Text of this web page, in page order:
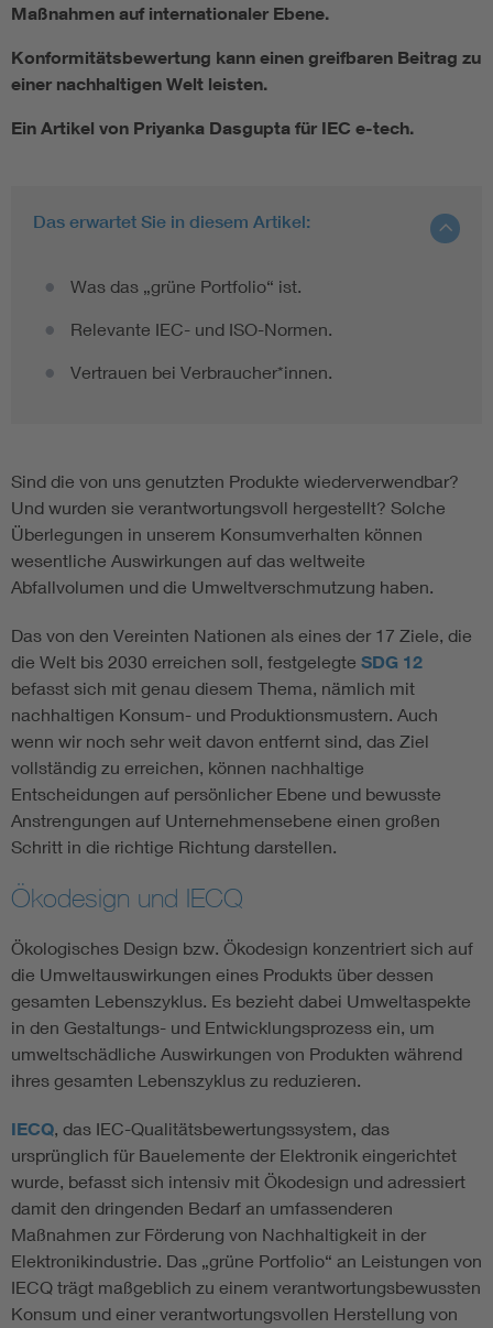
Circular Economy für mehr Ressourceneffizienz
Cybersecurity in der Industrieautomatisierung
DIN VDE 0100 für sichere Elektroinstallationen
Maßnahmen auf internationaler Ebene.
Konformitätsbewertung kann einen greifbaren Beitrag zu
einer nachhaltigen Welt leisten.
Ein Artikel von Priyanka Dasgupta für IEC e-tech.
Das erwartet Sie in diesem Artikel:
Was das „grüne Portfolio“ ist.
Relevante IEC- und ISO-Normen.
Vertrauen bei Verbraucher*innen.
Sind die von uns genutzten Produkte wiederverwendbar?
Und wurden sie verantwortungsvoll hergestellt? Solche
Überlegungen in unserem Konsumverhalten können
wesentliche Auswirkungen auf das weltweite
Abfallvolumen und die Umweltverschmutzung haben.
Das von den Vereinten Nationen als eines der 17 Ziele, die
die Welt bis 2030 erreichen soll, festgelegte SDG 12
befasst sich mit genau diesem Thema, nämlich mit
nachhaltigen Konsum- und Produktionsmustern. Auch
wenn wir noch sehr weit davon entfernt sind, das Ziel
vollständig zu erreichen, können nachhaltige
Entscheidungen auf persönlicher Ebene und bewusste
Anstrengungen auf Unternehmensebene einen großen
Schritt in die richtige Richtung darstellen.
Ökodesign und IECQ
Ökologisches Design bzw. Ökodesign konzentriert sich auf
die Umweltauswirkungen eines Produkts über dessen
gesamten Lebenszyklus. Es bezieht dabei Umweltaspekte
in den Gestaltungs- und Entwicklungsprozess ein, um
umweltschädliche Auswirkungen von Produkten während
ihres gesamten Lebenszyklus zu reduzieren.
IECQ, das IEC-Qualitätsbewertungssystem, das
ursprünglich für Bauelemente der Elektronik eingerichtet
wurde, befasst sich intensiv mit Ökodesign und adressiert
damit den dringenden Bedarf an umfassenderen
Maßnahmen zur Förderung von Nachhaltigkeit in der
Elektronikindustrie. Das „grüne Portfolio“ an Leistungen von
IECQ trägt maßgeblich zu einem verantwortungsbewussten
Konsum und einer verantwortungsvollen Herstellung von